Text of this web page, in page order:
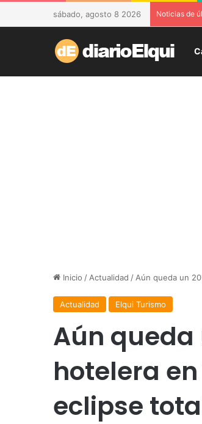
sábado, agosto 8 2026 Noticias de
Inicio / Actualidad / Aún queda un
Actualidad Elqui Turismo
Aún queda
hotelera
eclipse